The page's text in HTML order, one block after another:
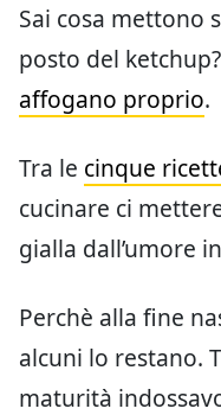
Sai cosa mettono
posto del
affogano proprio.
Tra le cinque
cucinare ci
gialla dall’umore
Perchè alla fine
alcuni lo restano.
maturità